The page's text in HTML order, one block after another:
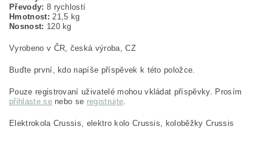
Převody: 8 rychlostí
Hmotnost: 21,5 kg
Nosnost: 120 kg
Vyrobeno v ČR, česká výroba, CZ
Buďte první, kdo napíše příspěvek k této položce.
Pouze registrovaní uživatelé mohou vkládat příspěvky. Prosím
přihlaste senebo se registrujte.
Elektrokola Crussis, elektro kolo Crussis, koloběžky Crussis